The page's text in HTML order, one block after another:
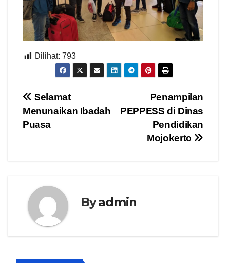
Dilihat: 793
Navigasi
pos
Penampilan
PEPPESS di Dinas
Pendidikan
Mojokerto
Selamat
Menunaikan Ibadah
Puasa
Byadmin